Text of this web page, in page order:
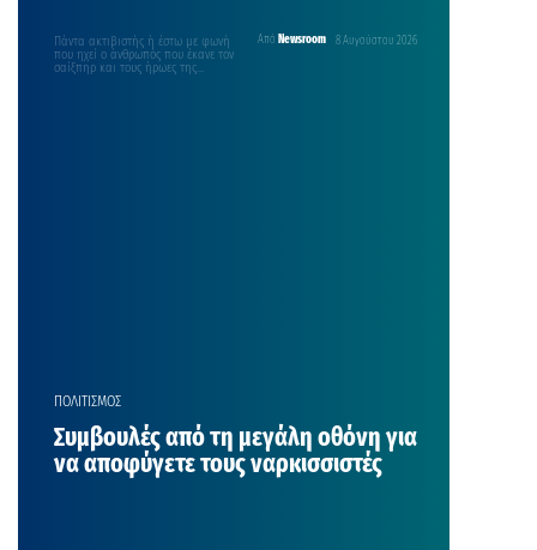
Από Newsroom 8 Αυγούστου 2026
Πάντα ακτιβιστής ή έστω με φωνή
που ηχεί ο άνθρωπός που έκανε τον
σαίξπηρ και τους ήρωες της…
ΠΟΛΙΤΙΣΜΟΣ
Συμβουλές από τη μεγάλη οθόνη για
να αποφύγετε τους ναρκισσιστές